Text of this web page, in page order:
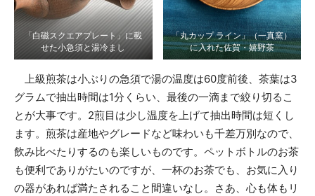
「白磁スクエアプレート」に載
せた小急須と湯冷まし
「丸カップ ライン」（一真窯）
に入れた佐賀・嬉野茶
上級煎茶は小ぶりの急須で湯の温度は60度前後、茶葉は3
グラムで抽出時間は1分くらい、最後の一滴まで絞り切るこ
とが大事です。2煎目は少し温度を上げて抽出時間は短くし
ます。煎茶は産地やグレードなど味わいも千差万別なので、
飲み比べたりするのも楽しいものです。ペットボトルのお茶
も便利でありがたいのですが、一杯のお茶でも、お気に入り
の器があれば満たされること間違いなし。さあ、心も体もリ